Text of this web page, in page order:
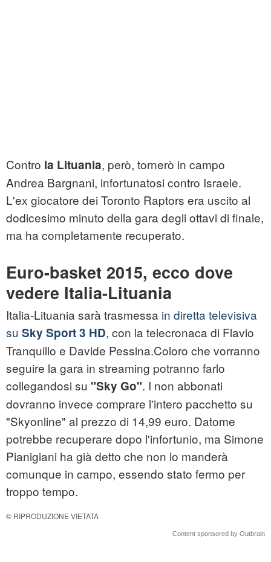
Contro la Lituania, però, tornerò in campo
Andrea Bargnani, infortunatosi contro Israele.
L'ex giocatore dei Toronto Raptors era uscito al
dodicesimo minuto della gara degli ottavi di finale,
ma ha completamente recuperato.
Euro-basket 2015, ecco dove
vedere Italia-Lituania
Italia-Lituania sarà trasmessa in diretta televisiva
su Sky Sport 3 HD, con la telecronaca di Flavio
Tranquillo e Davide Pessina.Coloro che vorranno
seguire la gara in streaming potranno farlo
collegandosi su "Sky Go". I non abbonati
dovranno invece comprare l'intero pacchetto su
"Skyonline" al prezzo di 14,99 euro. Datome
potrebbe recuperare dopo l'infortunio, ma Simone
Pianigiani ha già detto che non lo manderà
comunque in campo, essendo stato fermo per
troppo tempo.
© RIPRODUZIONE VIETATA
Content sponsored by Outbrain